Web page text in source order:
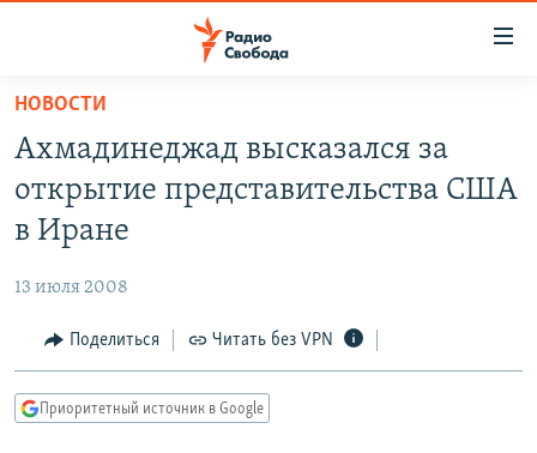
упрощенного
доступа
основному
Вернутся
Вернутся
ПОДКАСТЫ
АВТОРСКИЕ ПРОЕКТЫ
МНЕНИЯ
КУЛЬТУРА
КАВКАЗ.РЕАЛИИ
НОВОСТИ
Ахмадинеджад высказался за
открытие представительства США
в Иране
13 июля 2008
Поделиться Читать без VPN
Приоритетный источник в Google